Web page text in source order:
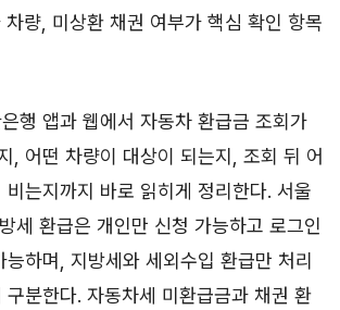
량, 미상환 채권 여부가 핵심 확인 항목
행 앱과 웹에서 자동차 환급금 조회가
, 어떤 차량이 대상이 되는지, 조회 뒤 어
비는지까지 바로 읽히게 정리한다. 서울
세 환급은 개인만 신청 가능하고 로그인
하며, 지방세와 세외수입 환급만 처리
구분한다. 자동차세 미환급금과 채권 환